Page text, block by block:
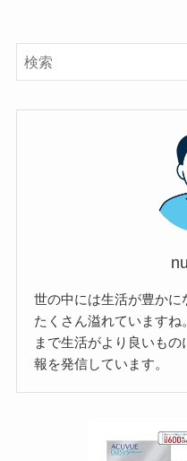
世の中には生活が豊か
たくさん溢れています
まで生活がより良いも
報を発信しています。